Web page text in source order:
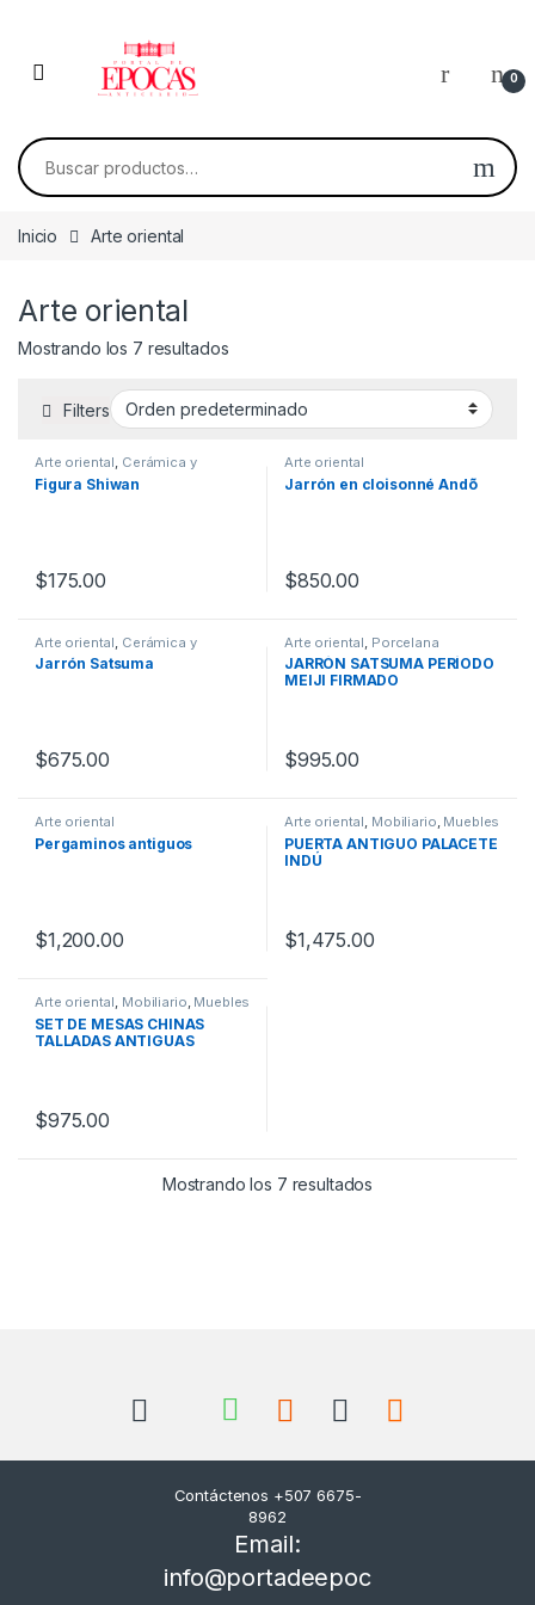
0
Buscar por:
Inicio Arte oriental
Arte oriental
Mostrando los 7 resultados
Filters
Arte oriental, Cerámica y
porcelana
Figura Shiwan
$175.00
Arte oriental
Jarrón en cloisonné Andõ
$850.00
Arte oriental Cerámica y
porcelana
Jarrón Satsuma
$675.00
Arte oriental Porcelana
JARRÓN SATSUMA PERÍODO
MEIJI FIRMADO
$995.00
Arte oriental
Pergaminos antiguos
$1,200.00
Arte oriental, Mobiliario, Muebles
PUERTA ANTIGUO PALACETE
INDÚ
$1,475.00
Arte oriental, Mobiliario, Muebles
SET DE MESAS CHINAS
TALLADAS ANTIGUAS
$975.00
Mostrando los 7 resultados
Contáctenos +507 6675-
8962
Email:
info@portadeepoc